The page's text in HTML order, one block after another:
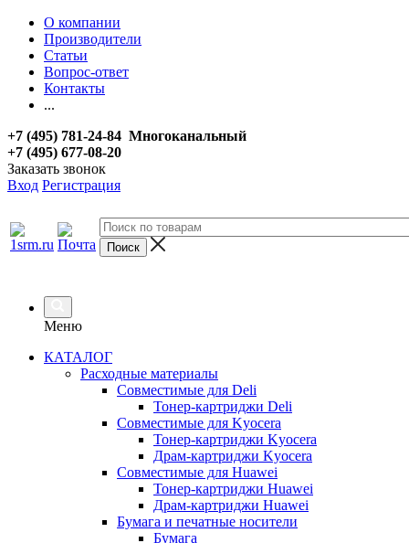
О компании
Производители
Статьи
Вопрос-ответ
Контакты
...
+7 (495) 781-24-84 Многоканальный
+7 (495) 677-08-20
Заказать звонок
Вход Регистрация
Меню
КАТАЛОГ
Расходные материалы
Совместимые для Deli
Тонер-картриджи Deli
Совместимые для Kyocera
Тонер-картриджи Kyocera
Драм-картриджи Kyocera
Совместимые для Huawei
Тонер-картриджи Huawei
Драм-картриджи Huawei
Бумага и печатные носители
Бумага